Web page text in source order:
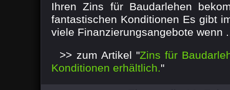
Ihren Zins für Baudarlehen
fantastischen Konditionen Es gibt
viele Finanzierungsangebote wenn
>> zum Artikel "Zins für
Konditionen erhältlich."